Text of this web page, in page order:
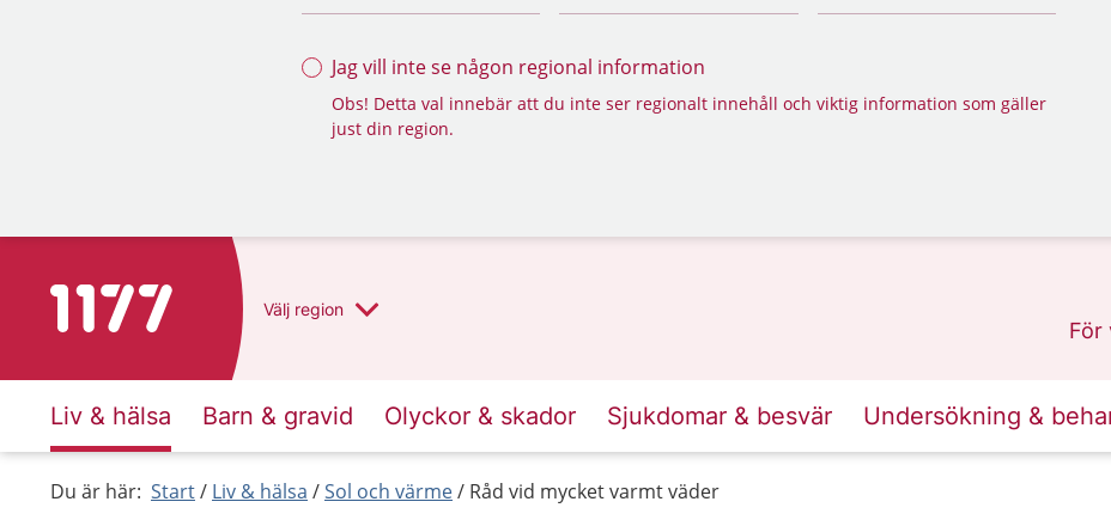
Jag vill inte se någon regional information
Obs! Detta val innebär att du inte ser regionalt innehåll och viktig information som gäller
just din region.
Till startsidan för 1177 Välj region
För
Liv & hälsa Barn & gravid Olyckor & skador Sjukdomar & besvär Undersökning &
Du är här: Start Liv & hälsa Sol och värme Råd vid mycket varmt väder